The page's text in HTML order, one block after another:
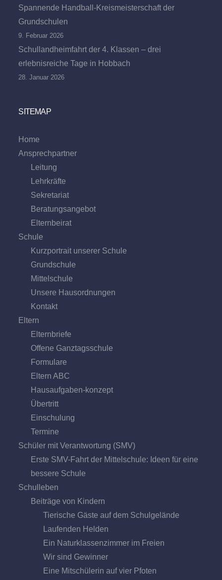
Spannende Handball-Kreismeisterschaft der
Grundschulen
9. Februar 2026
Schullandheimfahrt der 4. Klassen – drei
erlebnisreiche Tage in Hobbach
28. Januar 2026
SITEMAP
Home
Ansprechpartner
Leitung
Lehrkräfte
Sekretariat
Beratungs­angebot
Eltern­beirat
Schule
Kurzportrait unserer Schule
Grund­schule
Mittel­schule
Unsere Hausordnungen
Kontakt
Eltern
Elternbriefe
Offene Ganz­tags­schule
Formulare
Eltern ABC
Hausaufgaben-konzept
Übertritt
Einschulung
Termine
Schüler mit Verantwortung (SMV)
Erste SMV-Fahrt der Mittelschule: Ideen für eine
bessere Schule
Schulleben
Beiträge von Kindern
Tierische Gäste auf dem Schulgelände
Laufenden Helden
Ein Naturklassenzimmer im Freien
Wir sind Gewinner
Eine Mitschülerin auf vier Pfoten